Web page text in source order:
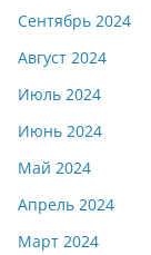
Сентябрь 2024
Август 2024
Июль 2024
Июнь 2024
Май 2024
Апрель 2024
Март 2024